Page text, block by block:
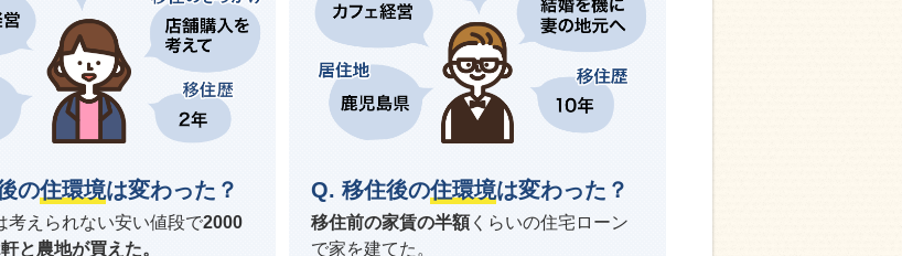
の住環境は変わった？
考えられない安い値段で2000
と農地が買えた。
移住後の住環境は変わった？
移住前の家賃の半額くらいの住宅ローン
で家を建てた。